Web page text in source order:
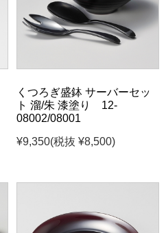
くつろぎ盛鉢 サーバーセッ
ト 溜/朱 漆塗り 12-
08002/08001
¥9,350(税抜 ¥8,500)